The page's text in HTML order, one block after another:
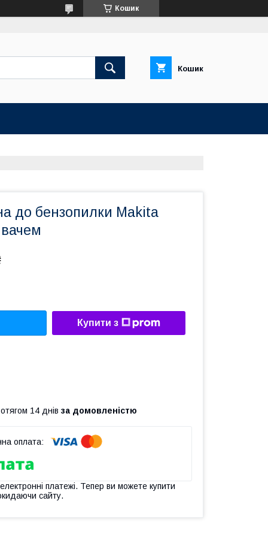
Кошик
Кошик
до бензопилки Makita
Купити з
14 днів за домовленістю
платежі. Тепер ви можете купити
сайту.